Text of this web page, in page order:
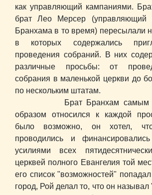
как управляющий кампаниями.
брат Лео Мерсер (управляющий
Бранхама в то время) пересылали
в которых содержались
проведения собраний. В них
различные просьбы: от
собрания в маленькой церкви до
по нескольким штатам.
Брат Бранхам самым
образом относился к каждой
было возможно, он хотел,
проводились и
усилиями всех
церквей полного Евангелия той
его список "возможностей"
город, Рой делал то, что он называл